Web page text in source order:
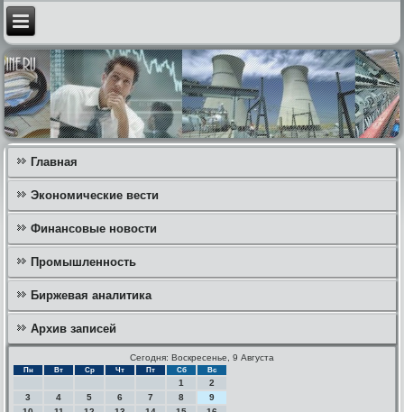
Главная
Экономические вести
Финансовые новости
Промышленность
Биржевая аналитика
Архив записей
Сегодня: Воскресенье, 9 Августа
Пн Вт Ср Чт Пт Сб Вс
1
2
3
4 5 6 7 8
9